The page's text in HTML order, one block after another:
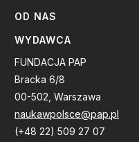
OD NAS
WYDAWCA
FUNDACJA PAP
Bracka 6/8
00-502, Warszawa
naukawpolsce@pap.pl
(+48 22) 509 27 07